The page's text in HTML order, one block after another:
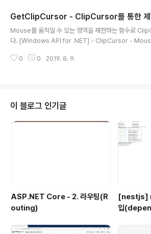
e Dim xorbitMskCur(0 To 127) As Byt..
GetClipCursor - ClipCursor를 통한 제
Mouse를 움직일 수 있는 영역을 제한하는 함수로
다. [Windows API for .NET] - ClipCursor - Mouse
Function GetClipCursor Lib "user32" Alias
0 0 2019. 8. 9.
이 블로그 인기글
ASP.NET Core - 2. 라우팅(R
outing)
[nestjs]
입